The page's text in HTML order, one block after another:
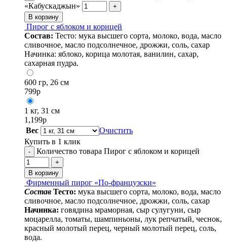
«Кабускаджын»
+
В корзину
Пирог с яблоком и корицей
Состав: Тесто: мука высшего сорта, молоко, вода, масло
сливочное, масло подсолнечное, дрожжи, соль, сахар
Начинка: яблоко, корица молотая, ванилин, сахар,
сахарная пудра.
600 гр, 26 см
799р
1 кг, 31 см
1,199р
Вес
Очистить
Купить в 1 клик
- Количество товара Пирог с яблоком и корицей
+
В корзину
Фирменный пирог «По-французски»
Cостав Тесто: мука высшего сорта, молоко, вода, масло
сливочное, масло подсолнечное, дрожжи, соль, сахар
Начинка: говядина мраморная, сыр сулугуни, сыр
моцарелла, томаты, шампиньоны, лук репчатый, чеснок,
красный молотый перец, черный молотый перец, соль,
вода.